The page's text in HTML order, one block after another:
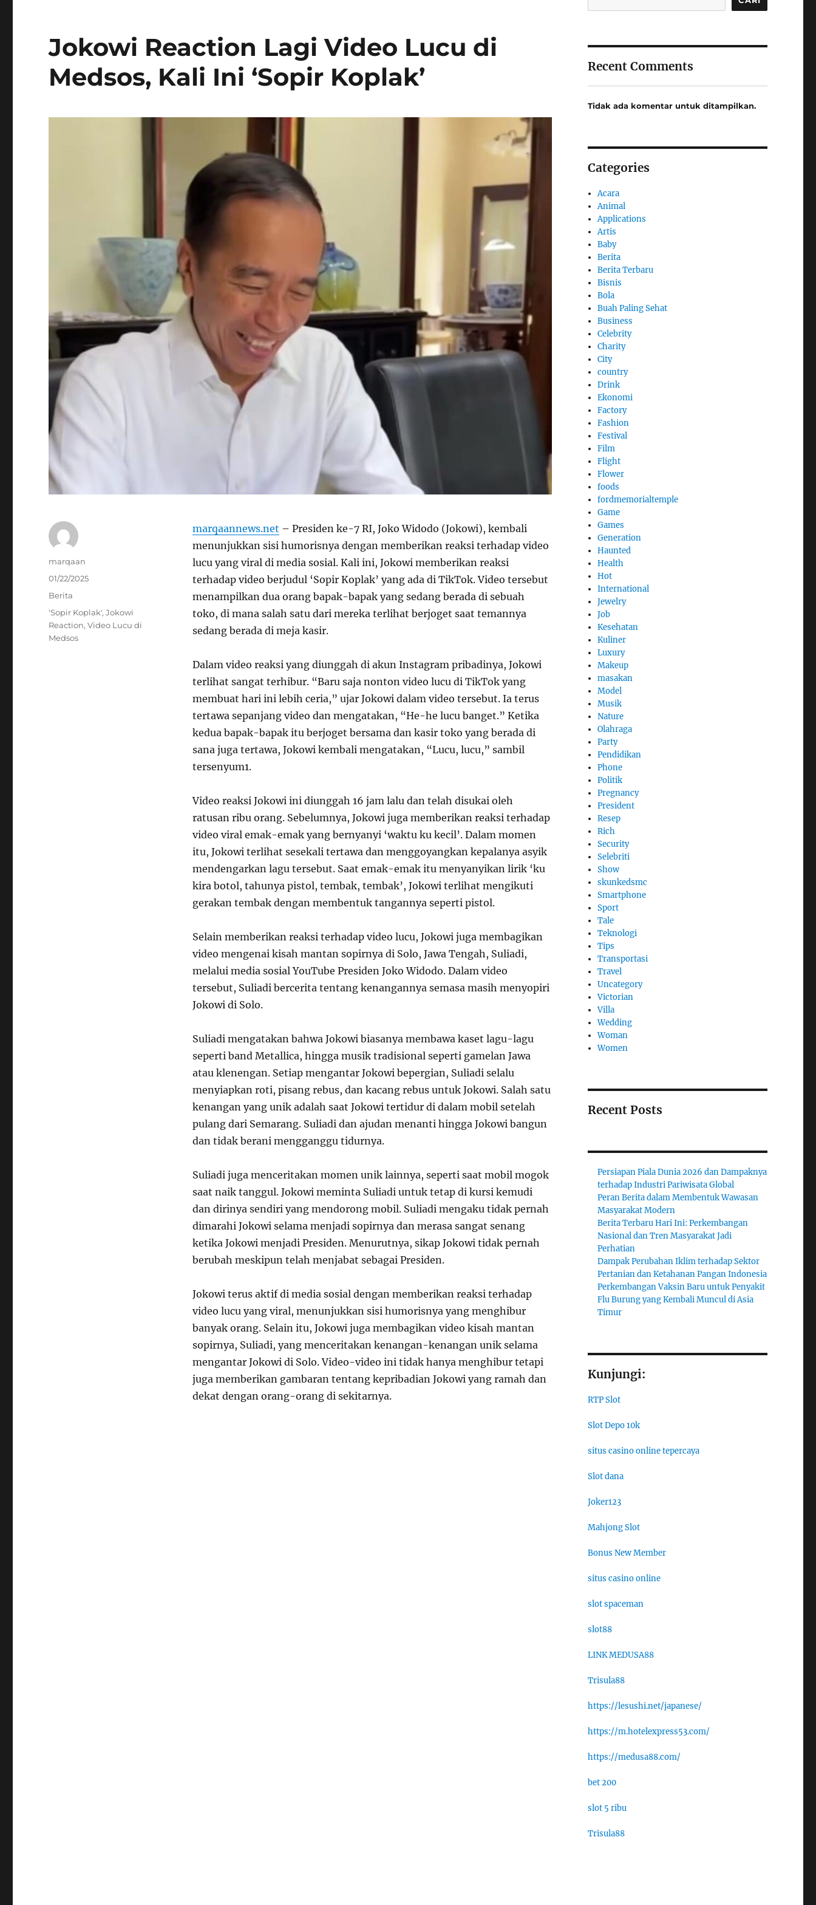
Jokowi Reaction Lagi Video Lucu di
Medsos, Kali Ini ‘Sopir Koplak’
marqaannews.net – Presiden ke-7 RI, Joko Widodo (Jokowi), kembali
menunjukkan sisi humorisnya dengan memberikan reaksi terhadap video
lucu yang viral di media sosial. Kali ini, Jokowi memberikan reaksi
terhadap video berjudul ‘Sopir Koplak’ yang ada di TikTok. Video tersebut
menampilkan dua orang bapak-bapak yang sedang berada di sebuah
toko, di mana salah satu dari mereka terlihat berjoget saat temannya
sedang berada di meja kasir.
Dalam video reaksi yang diunggah di akun Instagram pribadinya, Jokowi
terlihat sangat terhibur. “Baru saja nonton video lucu di TikTok yang
membuat hari ini lebih ceria,” ujar Jokowi dalam video tersebut. Ia terus
tertawa sepanjang video dan mengatakan, “He-he lucu banget.” Ketika
kedua bapak-bapak itu berjoget bersama dan kasir toko yang berada di
sana juga tertawa, Jokowi kembali mengatakan, “Lucu, lucu,” sambil
tersenyum1.
Video reaksi Jokowi ini diunggah 16 jam lalu dan telah disukai oleh
ratusan ribu orang. Sebelumnya, Jokowi juga memberikan reaksi terhadap
video viral emak-emak yang bernyanyi ‘waktu ku kecil’. Dalam momen
itu, Jokowi terlihat sesekali tertawa dan menggoyangkan kepalanya asyik
mendengarkan lagu tersebut. Saat emak-emak itu menyanyikan lirik ‘ku
kira botol, tahunya pistol, tembak, tembak’, Jokowi terlihat mengikuti
gerakan tembak dengan membentuk tangannya seperti pistol.
Selain memberikan reaksi terhadap video lucu, Jokowi juga membagikan
video mengenai kisah mantan sopirnya di Solo, Jawa Tengah, Suliadi,
melalui media sosial YouTube Presiden Joko Widodo. Dalam video
tersebut, Suliadi bercerita tentang kenangannya semasa masih menyopiri
Jokowi di Solo.
Suliadi mengatakan bahwa Jokowi biasanya membawa kaset lagu-lagu
seperti band Metallica, hingga musik tradisional seperti gamelan Jawa
atau klenengan. Setiap mengantar Jokowi bepergian, Suliadi selalu
menyiapkan roti, pisang rebus, dan kacang rebus untuk Jokowi. Salah satu
kenangan yang unik adalah saat Jokowi tertidur di dalam mobil setelah
pulang dari Semarang. Suliadi dan ajudan menanti hingga Jokowi bangun
dan tidak berani mengganggu tidurnya.
Suliadi juga menceritakan momen unik lainnya, seperti saat mobil mogok
saat naik tanggul. Jokowi meminta Suliadi untuk tetap di kursi kemudi
dan dirinya sendiri yang mendorong mobil. Suliadi mengaku tidak pernah
dimarahi Jokowi selama menjadi sopirnya dan merasa sangat senang
ketika Jokowi menjadi Presiden. Menurutnya, sikap Jokowi tidak pernah
berubah meskipun telah menjabat sebagai Presiden.
Jokowi terus aktif di media sosial dengan memberikan reaksi terhadap
video lucu yang viral, menunjukkan sisi humorisnya yang menghibur
banyak orang. Selain itu, Jokowi juga membagikan video kisah mantan
sopirnya, Suliadi, yang menceritakan kenangan-kenangan unik selama
mengantar Jokowi di Solo. Video-video ini tidak hanya menghibur tetapi
juga memberikan gambaran tentang kepribadian Jokowi yang ramah dan
dekat dengan orang-orang di sekitarnya.
Author
marqaan
Posted
01/22/2025
Categories
Berita
Tags
'Sopir Koplak',Jokowi
Reaction,Video Lucu di
Medsos
Recent Comments
Tidak ada komentar untuk ditampilkan.
Categories
Acara
Animal
Applications
Artis
Baby
Berita
Berita Terbaru
Bisnis
Bola
Buah Paling Sehat
Business
Celebrity
Charity
City
country
Drink
Ekonomi
Factory
Fashion
Festival
Film
Flight
Flower
foods
fordmemorialtemple
Game
Games
Generation
Haunted
Health
Hot
International
Jewelry
Job
Kesehatan
Kuliner
Luxury
Makeup
masakan
Model
Musik
Nature
Olahraga
Party
Pendidikan
Phone
Politik
Pregnancy
President
Resep
Rich
Security
Selebriti
Show
skunkedsmc
Smartphone
Sport
Tale
Teknologi
Tips
Transportasi
Travel
Uncategory
Victorian
Villa
Wedding
Woman
Women
Recent Posts
Persiapan Piala Dunia 2026 dan Dampaknya
terhadap Industri Pariwisata Global
Peran Berita dalam Membentuk Wawasan
Masyarakat Modern
Berita Terbaru Hari Ini: Perkembangan
Nasional dan Tren Masyarakat Jadi
Perhatian
Dampak Perubahan Iklim terhadap Sektor
Pertanian dan Ketahanan Pangan Indonesia
Perkembangan Vaksin Baru untuk Penyakit
Flu Burung yang Kembali Muncul di Asia
Timur
Kunjungi:
RTP Slot
Slot Depo 10k
situs casino online tepercaya
Slot dana
Joker123
Mahjong Slot
Bonus New Member
situs casino online
slot spaceman
slot88
LINK MEDUSA88
Trisula88
https://lesushi.net/japanese/
https://m.hotelexpress53.com/
https://medusa88.com/
bet 200
slot 5 ribu
Trisula88